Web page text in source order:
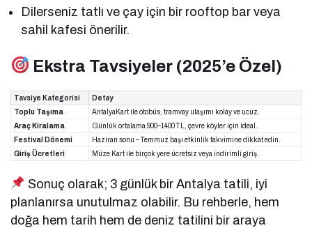
Dilerseniz tatlı ve çay için bir rooftop bar veya
sahil kafesi önerilir.
Ekstra Tavsiyeler (2025’e Özel)
Tavsiye Kategorisi
Detay
Toplu Taşıma
AntalyaKart ile otobüs, tramvay ulaşımı kolay ve ucuz.
Araç Kiralama
Günlük ortalama 900–1400 TL, çevre köyler için ideal.
Festival Dönemi
Haziran sonu – Temmuz başı etkinlik takvimine dikkat edin.
Giriş Ücretleri
Müze Kart ile birçok yere ücretsiz veya indirimli giriş.
Sonuç olarak; 3 günlük bir Antalya tatili, iyi
planlanırsa unutulmaz olabilir. Bu rehberle, hem
doğa hem tarih hem de deniz tatilini bir araya